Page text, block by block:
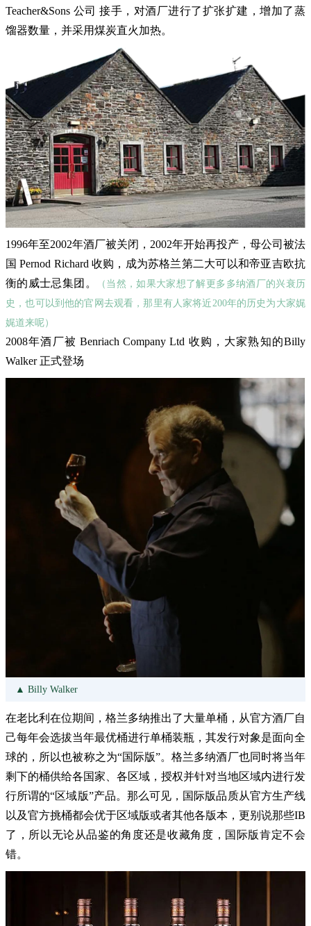
Teacher&Sons 公司 接手，对酒厂进行了扩张扩建，增加了蒸
馏器数量，并采用煤炭直火加热。
1996年至2002年酒厂被关闭，2002年开始再投产，母公司被法
国 Pernod Richard 收购，成为苏格兰第二大可以和帝亚吉欧抗
衡的威士忌集团。
（当然，如果大家想了解更多多纳酒厂的兴衰历
史，也可以到他的官网去观看，那里有人家将近200年的历史为大家娓
娓道来呢）
2008年酒厂被 Benriach Company Ltd 收购，大家熟知的Billy
Walker 正式登场
▲ Billy Walker
在老比利在位期间，格兰多纳推出了大量单桶，从官方酒厂自
己每年会选拔当年最优桶进行单桶装瓶，其发行对象是面向全
球的，所以也被称之为“国际版”。格兰多纳酒厂也同时将当年
剩下的桶供给各国家、各区域，授权并针对当地区域内进行发
行所谓的“区域版”产品。那么可见，国际版品质从官方生产线
以及官方挑桶都会优于区域版或者其他各版本，更别说那些IB
了，所以无论从品鉴的角度还是收藏角度，国际版肯定不会
错。